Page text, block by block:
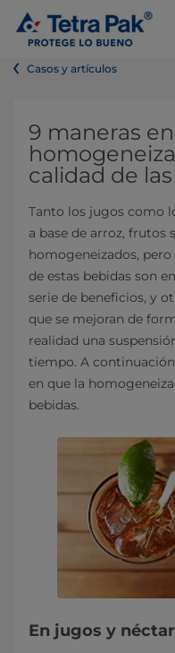
Casos y artículos
9 maneras
calidad de
Tanto los jugos como
a base de arroz, frutos
homogeneizados,
de estas bebidas son
serie de beneficios, y
que se mejoran de
realidad una
tiempo. A
en que la
bebidas.
En jugos y